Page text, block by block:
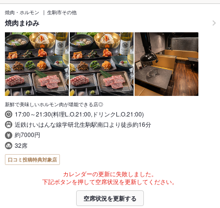
焼肉・ホルモン 生駒市その他
焼肉まゆみ
新鮮で美味しいホルモン肉が堪能できる店◎
17:00～21:30(料理L.O.21:00,ドリンクL.O.21:00)
近鉄けいはんな線学研北生駒駅南口より徒歩約16分
約7000円
32席
口コミ投稿特典対象店
カレンダーの更新に失敗しました。
下記ボタンを押して空席状況を更新してください。
空席状況を更新する